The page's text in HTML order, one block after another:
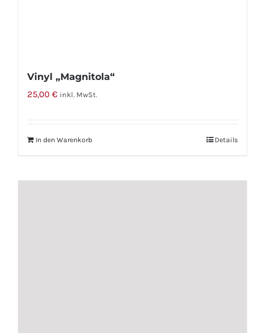
Vinyl „Magnitola“
25,00 € inkl. MwSt.
In den Warenkorb Details